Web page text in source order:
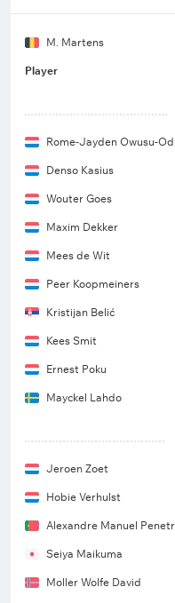
M. Martens
Player
Rome-Jayden Owusu-
Denso Kasius
Wouter Goes
Maxim Dekker
Mees de Wit
Peer Koopmeiners
Kristijan Belić
Kees Smit
Ernest Poku
Mayckel Lahdo
Jeroen Zoet
Hobie Verhulst
Alexandre Manuel
Seiya Maikuma
Moller Wolfe David